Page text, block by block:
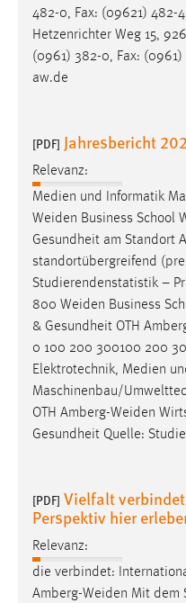
482-0, Fax: (09621) 482-
Hetzenrichter Weg 15,
(0961) 382-0, Fax:
aw.de
[PDF] Jahresbericht
Relevanz:
Medien und Informatik
Weiden Business School
Gesundheit am Standort
standortübergreifend
Studierendenstatistik –
800 Weiden Business
& Gesundheit OTH
0 100 200 300100 200
Elektrotechnik, Medien
Maschinenbau/
OTH Amberg-Weiden
Gesundheit Quelle:
[PDF] Vielfalt
Perspektiv hier
Relevanz:
die verbindet:
Amberg-Weiden Mit dem